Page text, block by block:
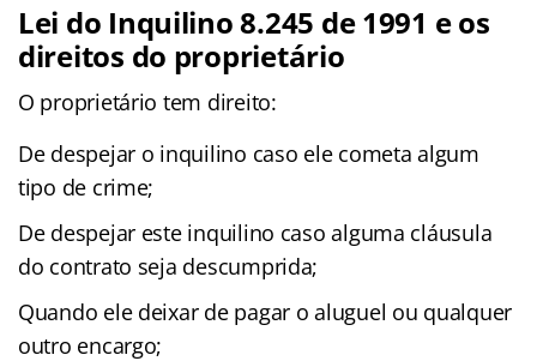
Lei do Inquilino 8.245 de 1991 e os
direitos do proprietário
O proprietário tem direito:
De despejar o inquilino caso ele cometa algum
tipo de crime;
De despejar este inquilino caso alguma cláusula
do contrato seja descumprida;
Quando ele deixar de pagar o aluguel ou qualquer
outro encargo;